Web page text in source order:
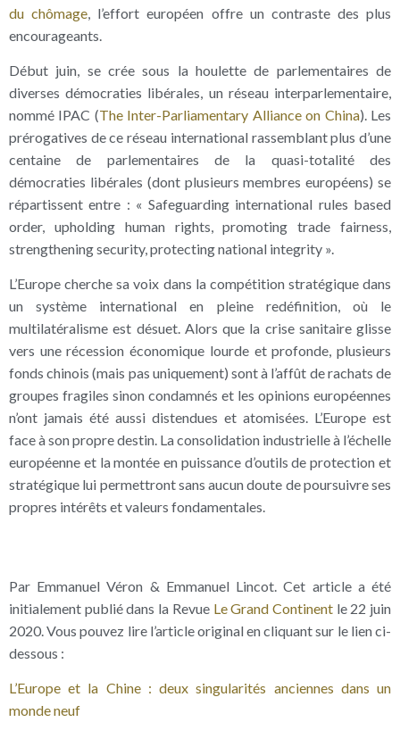
du chômage , l’effort européen offre un contraste des plus
encourageants.
Début juin, se crée sous la houlette de parlementaires de
diverses démocraties libérales, un réseau interparlementaire,
nommé IPAC (The Inter-Parliamentary Alliance on China). Les
prérogatives de ce réseau international rassemblant plus d’une
centaine de parlementaires de la quasi-totalité des
démocraties libérales (dont plusieurs membres européens) se
répartissent entre : « Safeguarding international rules based
order, upholding human rights, promoting trade fairness,
strengthening security, protecting national integrity ».
L’Europe cherche sa voix dans la compétition stratégique dans
un système international en pleine redéfinition, où le
multilatéralisme est désuet. Alors que la crise sanitaire glisse
vers une récession économique lourde et profonde, plusieurs
fonds chinois (mais pas uniquement) sont à l’affût de rachats de
groupes fragiles sinon condamnés et les opinions européennes
n’ont jamais été aussi distendues et atomisées. L’Europe est
face à son propre destin. La consolidation industrielle à l’échelle
européenne et la montée en puissance d’outils de protection et
stratégique lui permettront sans aucun doute de poursuivre ses
propres intérêts et valeurs fondamentales.
Par Emmanuel Véron & Emmanuel Lincot. Cet article a été
initialement publié dans la Revue Le Grand Continent le 22 juin
2020. Vous pouvez lire l’article original en cliquant sur le lien ci-
dessous :
L’Europe et la Chine : deux singularités anciennes dans un
monde neuf